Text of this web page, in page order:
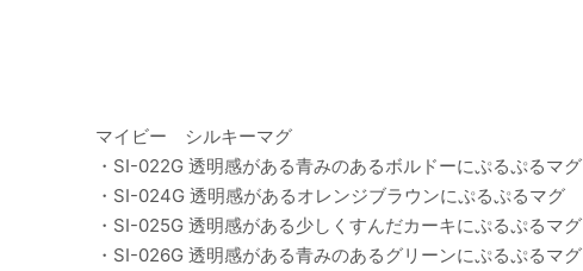
マイビー シルキーマグ
・SI-022G 透明感がある青みのあるボルドーにぷるぷるマグ
・SI-024G 透明感があるオレンジブラウンにぷるぷるマグ
・SI-025G 透明感がある少しくすんだカーキにぷるぷるマグ
・SI-026G 透明感がある青みのあるグリーンにぷるぷるマグ